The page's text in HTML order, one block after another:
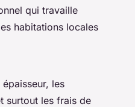
qui travaille
habitations locales
les
surtout les frais de